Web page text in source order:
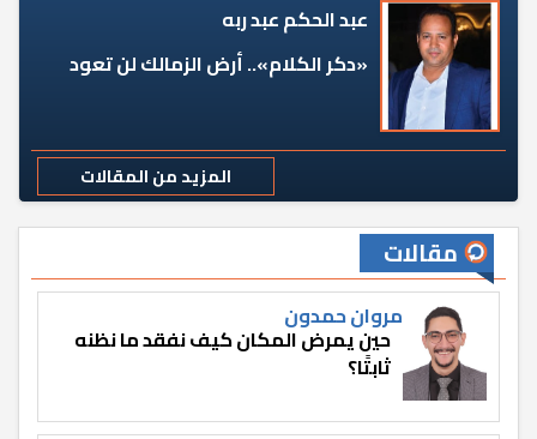
عبد الحكم عبد ربه
«دكر الكلام».. أرض الزمالك لن تعود
المزيد من المقالات
مقالات
مروان حمدون
حين يمرض المكان كيف نفقد ما نظنه
ثابتًا؟